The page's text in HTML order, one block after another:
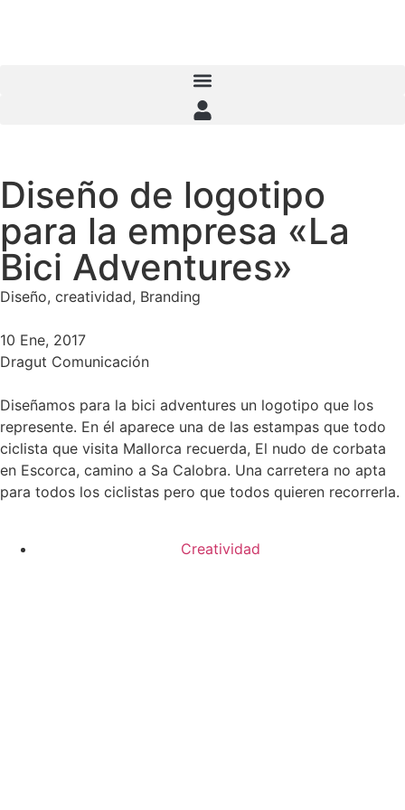
Diseño de logotipo
para la empresa «La
Bici Adventures»
Diseño, creatividad, Branding
10 Ene, 2017
Dragut Comunicación
Diseñamos para la bici adventures un logotipo que los
represente. En él aparece una de las estampas que todo
ciclista que visita Mallorca recuerda, El nudo de corbata
en Escorca, camino a Sa Calobra. Una carretera no apta
para todos los ciclistas pero que todos quieren recorrerla.
Creatividad